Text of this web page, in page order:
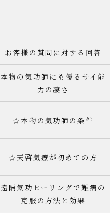
お客様の質問に対する回答
本物の気功師にも優るサイ能
力の凄さ
☆本物の気功師の条件
☆天啓気療が初めての方
遠隔気功ヒーリングで難病の
克服の方法と効果